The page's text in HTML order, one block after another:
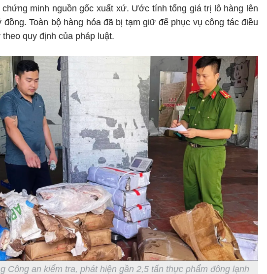
minh nguồn gốc xuất xứ. Ước tính tổng giá trị lô hàng lên
đồng. Toàn bộ hàng hóa đã bị tạm giữ để phục vụ công tác điều
quy định của pháp luật.
Công an kiểm tra, phát hiện gần 2,5 tấn thực phẩm đông lạnh